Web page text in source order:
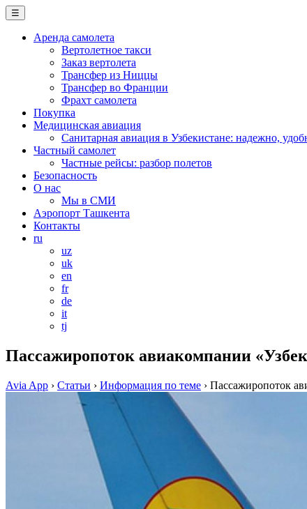
☰
Аренда самолета
Вертолетное такси
Заказ вертолета
Трансфер из Ниццы
Трансфер во Франции
Фрахт самолета
Покупка
Медицинская авиация
Санитарная авиация в Узбекистане: надежно,
Частный самолет
Частные рейсы: разбор полетов
Безопасность
О нас
Мы в СМИ
Аэропорт Ташкента
Контакты
ru
uz
uk
en
fr
de
it
tj
Пассажиропоток авиакомпании
Avia App › Статьи › Информация по теме › Пассажиропоток